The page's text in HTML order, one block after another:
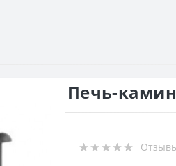
Печь-камин